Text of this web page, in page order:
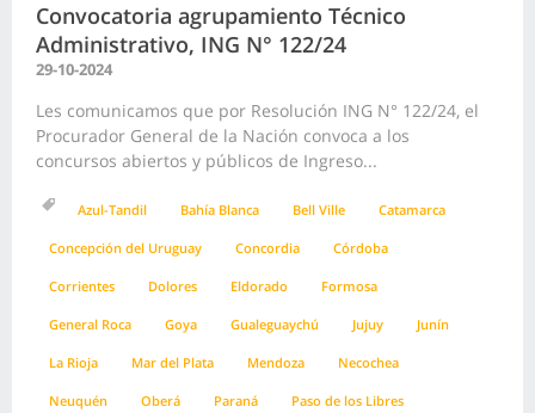
Convocatoria agrupamiento Técnico
Administrativo, ING N° 122/24
29-10-2024
Les comunicamos que por Resolución ING N° 122/24, el
Procurador General de la Nación convoca a los
concursos abiertos y públicos de Ingreso...
Azul-Tandil Bahía Blanca Bell Ville Catamarca
Concepción del Uruguay Concordia Córdoba
Corrientes Dolores Eldorado Formosa
General Roca Goya Gualeguaychú Jujuy Junín
La Rioja Mar del Plata Mendoza Necochea
Neuquén Oberá Paraná Paso de los Libres